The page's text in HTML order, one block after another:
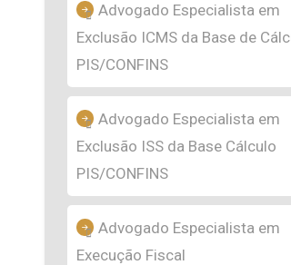
Advogado Especialista em
Exclusão ICMS da Base de
PIS/CONFINS
Advogado Especialista em
Exclusão ISS da Base Cálculo
PIS/CONFINS
Advogado Especialista em
Execução Fiscal